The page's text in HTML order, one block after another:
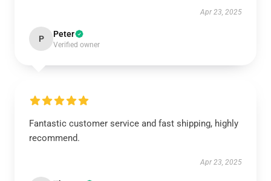
Apr 23, 2025
P Peter
Verified owner
Fantastic customer service and fast shipping, highly
recommend.
Apr 23, 2025